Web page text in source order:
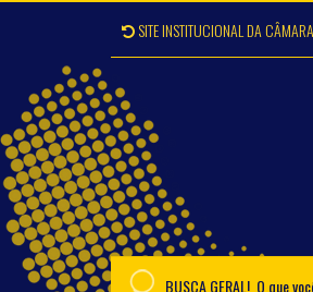
SITE INSTITUCIONAL DA CÂMARA